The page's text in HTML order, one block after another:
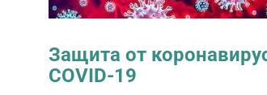
Защита от
COVID-19